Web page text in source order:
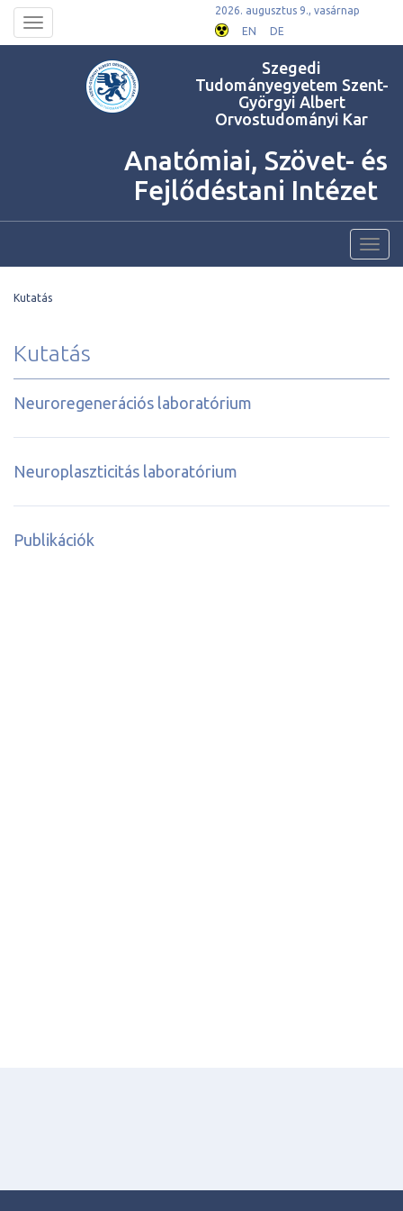
Toggle
navigation
2026. augusztus 9., vasárnap
EN
DE
Szegedi
Tudományegyetem Szent-
Györgyi Albert
Orvostudományi Kar
Anatómiai, Szövet- és
Fejlődéstani Intézet
Kutatás
Kutatás
Neuroregenerációs laboratórium
Neuroplaszticitás laboratórium
Publikációk